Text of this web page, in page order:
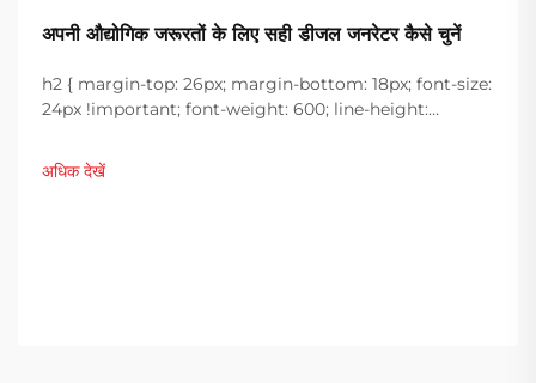
अपनी औद्योगिक जरूरतों के लिए सही डीजल जनरेटर कैसे चुनें
h2 { margin-top: 26px; margin-bottom: 18px; font-size:
24px !important; font-weight: 600; line-height:
font-size: 20px !important; font-weight: 600; line-
height: ...}
अधिक देखें